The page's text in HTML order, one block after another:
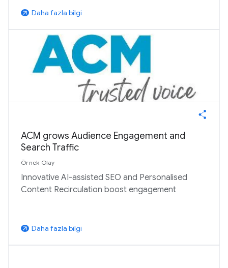
arrow_outward Daha fazla bilgi
ACM grows Audience Engagement and
Search Traffic
Örnek Olay
Innovative AI-assisted SEO and Personalised
Content Recirculation boost engagement
arrow_outward Daha fazla bilgi